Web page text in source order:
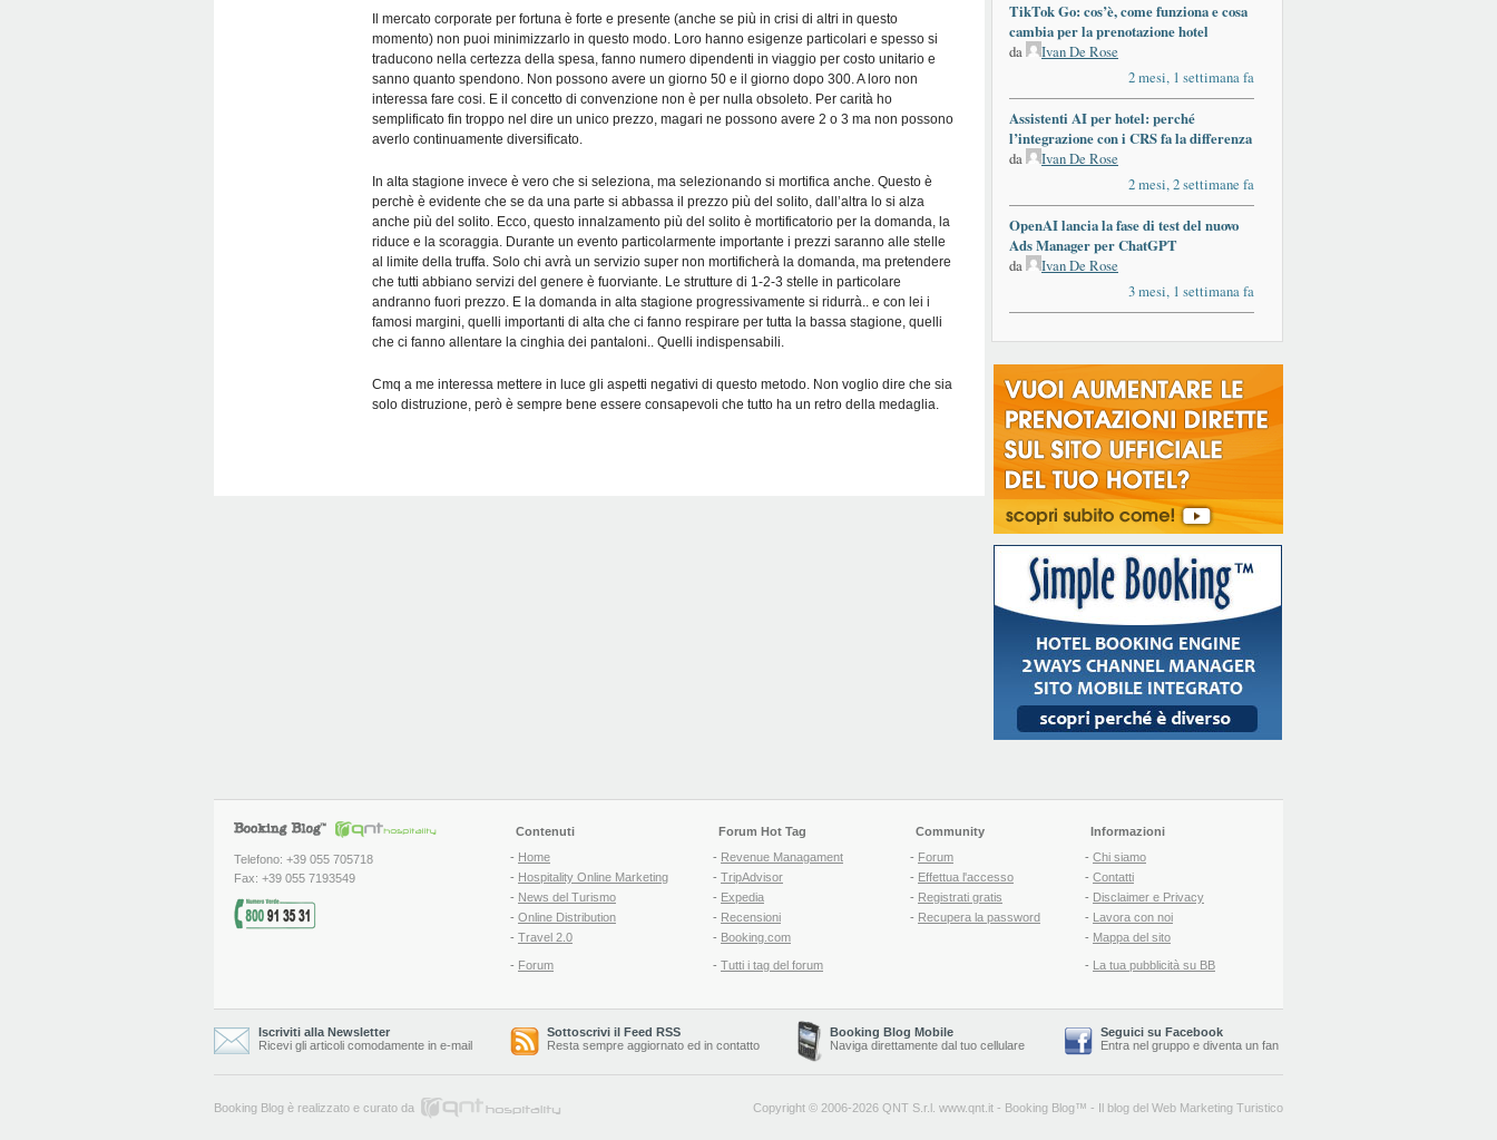
Il mercato corporate per fortuna è forte e presente (anche se più in crisi di altri in questo
momento) non puoi minimizzarlo in questo modo. Loro hanno esigenze particolari e spesso si
traducono nella certezza della spesa, fanno numero dipendenti in viaggio per costo unitario e
sanno quanto spendono. Non possono avere un giorno 50 e il giorno dopo 300. A loro non
interessa fare cosi. E il concetto di convenzione non è per nulla obsoleto. Per carità ho
semplificato fin troppo nel dire un unico prezzo, magari ne possono avere 2 o 3 ma non possono
averlo continuamente diversificato.
In alta stagione invece è vero che si seleziona, ma selezionando si mortifica anche. Questo è
perchè è evidente che se da una parte si abbassa il prezzo più del solito, dall’altra lo si alza
anche più del solito. Ecco, questo innalzamento più del solito è mortificatorio per la domanda, la
riduce e la scoraggia. Durante un evento particolarmente importante i prezzi saranno alle stelle
al limite della truffa. Solo chi avrà un servizio super non mortificherà la domanda, ma pretendere
che tutti abbiano servizi del genere è fuorviante. Le strutture di 1-2-3 stelle in particolare
andranno fuori prezzo. E la domanda in alta stagione progressivamente si ridurrà.. e con lei i
famosi margini, quelli importanti di alta che ci fanno respirare per tutta la bassa stagione, quelli
che ci fanno allentare la cinghia dei pantaloni.. Quelli indispensabili.
Cmq a me interessa mettere in luce gli aspetti negativi di questo metodo. Non voglio dire che sia
solo distruzione, però è sempre bene essere consapevoli che tutto ha un retro della medaglia.
TikTok Go: cos’è, come funziona e cosa
cambia per la prenotazione hotel
da
Ivan De Rose
2 mesi, 1 settimana fa
Assistenti AI per hotel: perché
l’integrazione con i CRS fa la differenza
da
Ivan De Rose
2 mesi, 2 settimane fa
OpenAI lancia la fase di test del nuovo
Ads Manager per ChatGPT
da
Ivan De Rose
3 mesi, 1 settimana fa
Telefono: +39 055 705718
Fax: +39 055 7193549
Contenuti
- Home
- Hospitality Online Marketing
- News del Turismo
- Online Distribution
- Travel 2.0
- Forum
Forum Hot Tag
- Revenue Managament
- TripAdvisor
- Expedia
- Recensioni
- Booking.com
- Tutti i tag del forum
Community
- Forum
- Effettua l'accesso
- Registrati gratis
- Recupera la password
Informazioni
- Chi siamo
- Contatti
- Disclaimer e Privacy
- Lavora con noi
- Mappa del sito
- La tua pubblicità su BB
Iscriviti alla Newsletter
Ricevi gli articoli comodamente in e-mail
Sottoscrivi il Feed RSS
Resta sempre aggiornato ed in contatto
Booking Blog Mobile
Naviga direttamente dal tuo cellulare
Seguici su Facebook
Entra nel gruppo e diventa un fan
Booking Blog è realizzato e curato da Copyright © 2006-2026 QNT S.r.l. www.qnt.it - Booking Blog™ - Il blog del Web Marketing Turistico